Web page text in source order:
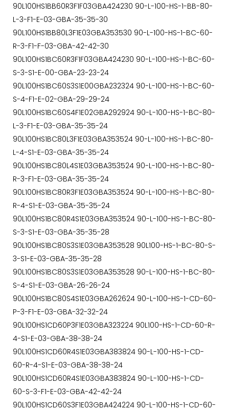
90L100HS1BB60R3F1F03GBA424230 90-L-100-HS-1-BB-80-
L-3-F1-E-03-GBA-35-35-30
90L100HS1BB80L3F1E03GBA353530 90-L-100-HS-1-BC-60-
R-3-F1-F-03-GBA-42-42-30
90L100HS1BC60R3F1F03GBA424230 90-L-100-HS-1-BC-60-
S-3-S1-E-00-GBA-23-23-24
90L100HS1BC60S3S1E00GBA232324 90-L-100-HS-1-BC-60-
S-4-F1-E-02-GBA-29-29-24
90L100HS1BC60S4F1E02GBA292924 90-L-100-HS-1-BC-80-
L-3-F1-E-03-GBA-35-35-24
90L100HS1BC80L3F1E03GBA353524 90-L-100-HS-1-BC-80-
L-4-S1-E-03-GBA-35-35-24
90L100HS1BC80L4S1E03GBA353524 90-L-100-HS-1-BC-80-
R-3-F1-E-03-GBA-35-35-24
90L100HS1BC80R3F1E03GBA353524 90-L-100-HS-1-BC-80-
R-4-S1-E-03-GBA-35-35-24
90L100HS1BC80R4S1E03GBA353524 90-L-100-HS-1-BC-80-
S-3-S1-E-03-GBA-35-35-28
90L100HS1BC80S3S1E03GBA353528 90L100-HS-1-BC-80-S-
3-S1-E-03-GBA-35-35-28
90L100HS1BC80S3S1E03GBA353528 90-L-100-HS-1-BC-80-
S-4-S1-E-03-GBA-26-26-24
90L100HS1BC80S4S1E03GBA262624 90-L-100-HS-1-CD-60-
P-3-F1-E-03-GBA-32-32-24
90L100HS1CD60P3F1E03GBA323224 90L100-HS-1-CD-60-R-
4-S1-E-03-GBA-38-38-24
90L100HS1CD60R4S1E03GBA383824 90-L-100-HS-1-CD-
60-R-4-S1-E-03-GBA-38-38-24
90L100HS1CD60R4S1E03GBA383824 90-L-100-HS-1-CD-
60-S-3-F1-E-03-GBA-42-42-24
90L100HS1CD60S3F1E03GBA424224 90-L-100-HS-1-CD-60-